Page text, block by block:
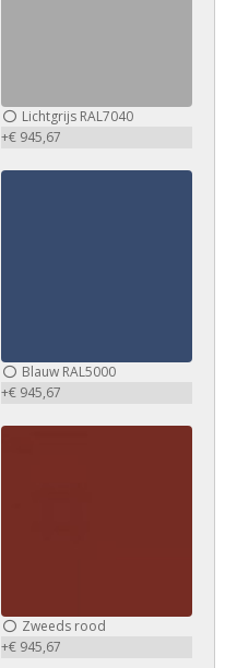
Lichtgrijs RAL7040
+€ 945,67
Blauw RAL5000
+€ 945,67
Zweeds rood
+€ 945,67